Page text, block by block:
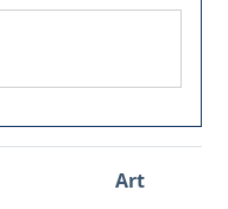
Art